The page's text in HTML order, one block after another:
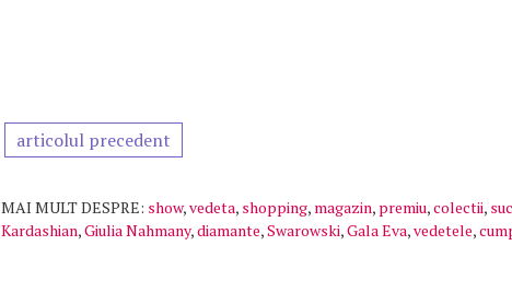
articolul precedent
MAI MULT DESPRE: show,vedeta, shopping, magazin, premiu,colectii,
Kardashian,Giulia Nahmany,diamante,Swarowski,Gala Eva,vedetele,